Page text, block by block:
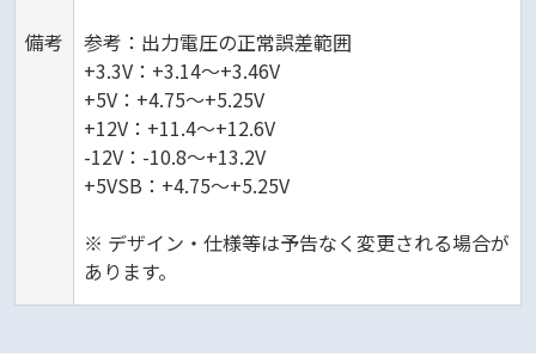
備考
参考：出力電圧の正常誤差範囲
+3.3V：+3.14～+3.46V
+5V：+4.75～+5.25V
+12V：+11.4～+12.6V
-12V：-10.8～+13.2V
+5VSB：+4.75～+5.25V
※ デザイン・仕様等は予告なく変更される場合が
あります。